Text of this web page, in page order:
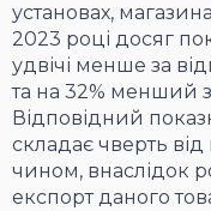
установах,
2023 році досяг
удвічі менше за
та на 32% менший
Відповідний
складає чверть
чином, внаслідок
експорт даного